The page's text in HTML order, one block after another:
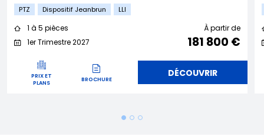
PTZ Dispositif Jeanbrun LLI
1 à 5 pièces
1er Trimestre 2027
À partir de
181 800 €
PRIX ET
PLANS
BROCHURE
DÉCOUVRIR